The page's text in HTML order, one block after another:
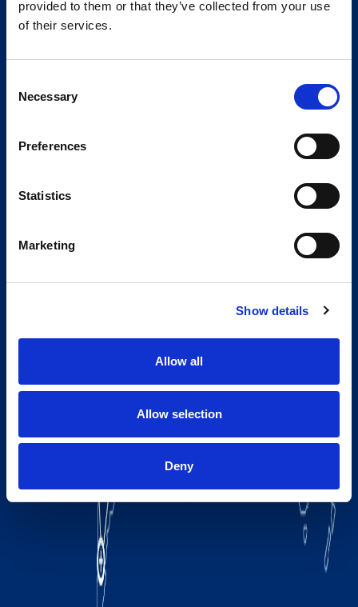
provided to them or that they’ve collected from your use
of their services.
Selection
Necessary
Preferences
Statistics
Marketing
Show details
Allow all
Allow selection
Deny